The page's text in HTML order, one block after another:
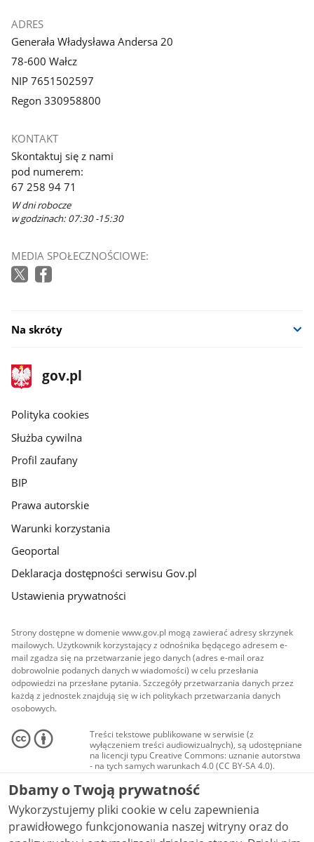
ADRES
Generała Władysława Andersa 20
78-600 Wałcz
NIP 7651502597
Regon 330958800
KONTAKT
Skontaktuj się z nami
pod numerem:
67 258 94 71
W dni robocze
w godzinach: 07:30 -15:30
MEDIA SPOŁECZNOŚCIOWE:
Na skróty
stopka
gov.pl
Strona
gov.pl
gov.pl
Polityka cookies
Służba cywilna
Profil zaufany
BIP
Prawa autorskie
Warunki korzystania
Geoportal
Deklaracja dostępności serwisu Gov.pl
Ustawienia prywatności
Strony dostępne w domenie www.gov.pl mogą zawierać adresy skrzynek
mailowych. Użytkownik korzystający z odnośnika będącego adresem e-
mail zgadza się na przetwarzanie jego danych (adres e-mail oraz
dobrowolnie podanych danych w wiadomości) w celu przesłania
odpowiedzi na przesłane pytania. Szczegóły przetwarzania danych przez
każdą z jednostek znajdują się w ich politykach przetwarzania danych
osobowych.
Treści tekstowe publikowane w serwisie (z
wyłączeniem treści audiowizualnych), są udostępniane
na licencji typu Creative Commons: uznanie autorstwa
- na tych samych warunkach 4.0 (CC BY-SA 4.0).
Materiały audiowizualne, w tym zdjęcia, materiały
audio i wideo, są udostępniane na licencji typu
Creative Commons: uznanie autorstwa użycie
niekomercyjne - bez utworów zależnych 4.0 (CC BY-
NC-ND 4.0), o ile nie jest to stwierdzone inaczej.
Dbamy o Twoją prywatność
Wykorzystujemy pliki cookie w celu zapewnienia
prawidłowego funkcjonowania naszej witryny oraz do